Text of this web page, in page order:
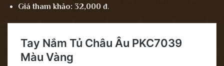
Giá tham khảo: 32,000 đ.